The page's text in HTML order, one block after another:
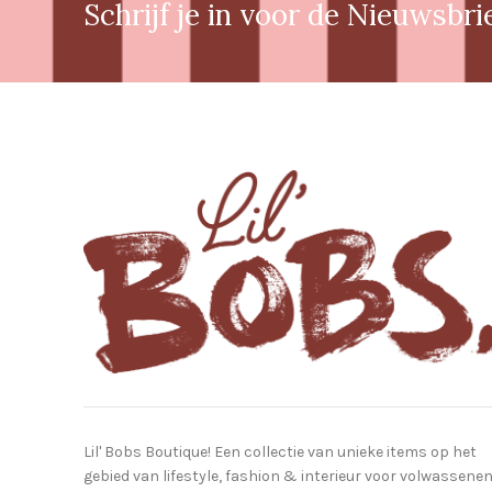
Schrijf je in voor de
Lil' Bobs Boutique! Een collectie van unieke items op het
gebied van lifestyle, fashion & interieur voor volwassenen